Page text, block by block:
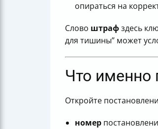
опираться на
Слово штрафздесь
для тишины” может
Что именно
Откройте
номер